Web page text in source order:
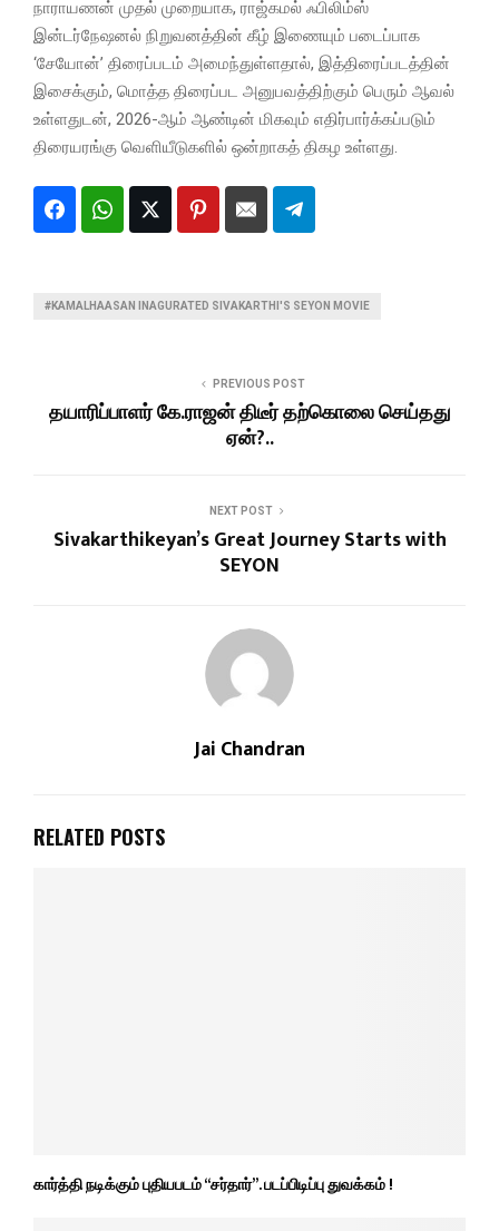
நாராயணன் முதல் முறையாக, ராஜ்கமல் ஃபிலிம்ஸ்
இன்டர்நேஷனல் நிறுவனத்தின் கீழ் இணையும் படைப்பாக
‘சேயோன்’ திரைப்படம் அமைந்துள்ளதால், இத்திரைப்படத்தின்
இசைக்கும், மொத்த திரைப்பட அனுபவத்திற்கும் பெரும் ஆவல்
உள்ளதுடன், 2026-ஆம் ஆண்டின் மிகவும் எதிர்பார்க்கப்படும்
திரையரங்கு வெளியீடுகளில் ஒன்றாகத் திகழ உள்ளது.
#KAMALHAASAN INAGURATED SIVAKARTHI'S SEYON MOVIE
PREVIOUS POST
தயாரிப்பாளர் கே.ராஜன் திடீர் தற்கொலை செய்தது
ஏன்?..
NEXT POST
Sivakarthikeyan’s Great Journey Starts with
SEYON
Jai Chandran
RELATED POSTS
கார்த்தி நடிக்கும் புதியபடம் “சர்தார்”. படப்பிடிப்பு துவக்கம் !